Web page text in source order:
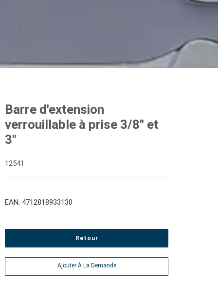
Barre d'extension
verrouillable à prise 3/8" et
3"
12541
EAN: 4712818933130
Retour
Ajouter À La Demande